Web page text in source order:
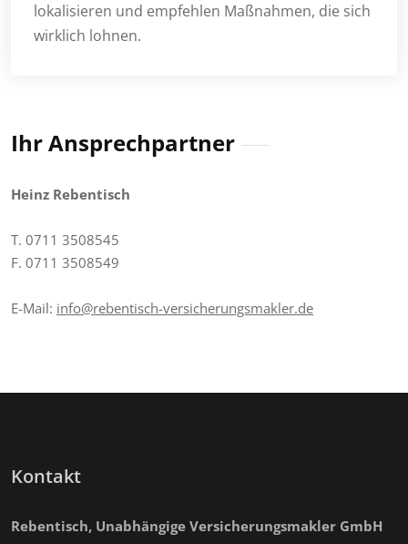
lokalisieren und empfehlen Maßnahmen, die sich
wirklich lohnen.
Ihr Ansprechpartner
Heinz Rebentisch
T. 0711 3508545
F. 0711 3508549
E-Mail: info@rebentisch-versicherungsmakler.de
Kontakt
Rebentisch, Unabhängige Versicherungsmakler GmbH